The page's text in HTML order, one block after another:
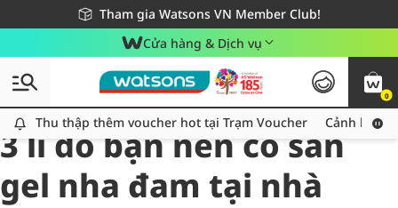
Tham gia Watsons VN Member Club!
Miễn phí giao hàng cho đơn hàng từ 249,000Đ
Giao hàng nhanh 24h - Áp dụng khu vực TP. Hồ Chí Minh
Cửa hàng & Dịch vụ
0
Thu thập thêm voucher hot tại Trạm Voucher
Thu thập thêm voucher hot tại Trạm Voucher Cảnh báo
All
Chăm Sóc Cá Nhân
3 lí do bạn nên có sẵn
gel nha đam tại nhà